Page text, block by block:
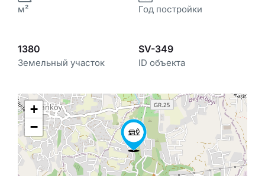
м² Год постройки
1380
Земельный участок
SV-349
ID объекта
+
−